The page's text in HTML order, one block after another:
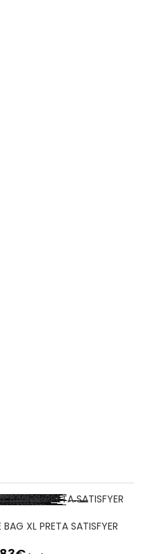
BAG XL PRETA SATISFYER